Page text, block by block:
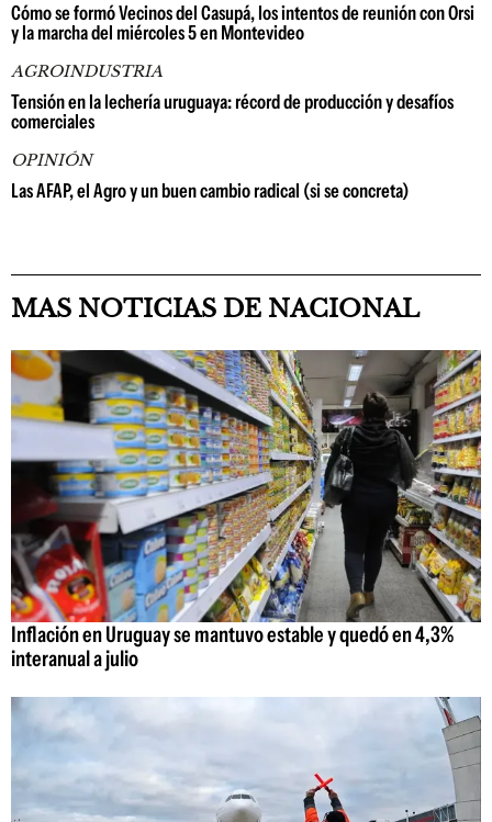
Cómo se formó Vecinos del Casupá, los intentos de reunión con Orsi
y la marcha del miércoles 5 en Montevideo
AGROINDUSTRIA
Tensión en la lechería uruguaya: récord de producción y desafíos
comerciales
OPINIÓN
Las AFAP, el Agro y un buen cambio radical (si se concreta)
MAS NOTICIAS DE NACIONAL
Inflación en Uruguay se mantuvo estable y quedó en 4,3%
interanual a julio